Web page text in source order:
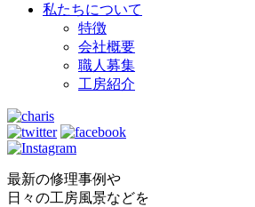
私たちについて
特徴
会社概要
職人募集
工房紹介
最新の修理事例や
日々の工房風景などを